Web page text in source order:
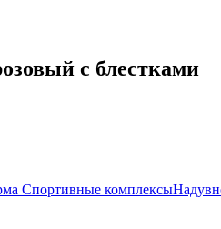
с блестками
Спортивные комплексы